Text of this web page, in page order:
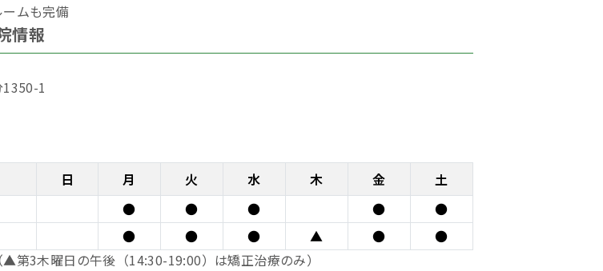
ムも完備
情報
1
日 月 火 水 木 金
土
● ● ● ●
●
● ● ● ▲ ●
●
第3木曜日の午後（14:30-19:00）は矯正治療のみ）